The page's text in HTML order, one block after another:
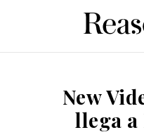
New
llega a